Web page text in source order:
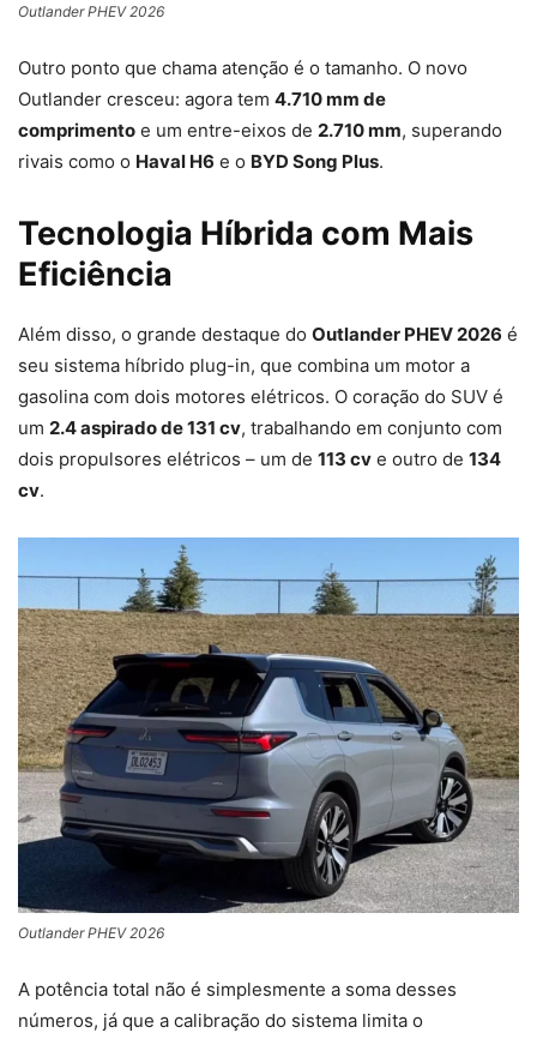
Outlander PHEV 2026
Outro ponto que chama atenção é o tamanho. O novo
Outlander cresceu: agora tem 4.710 mm de
comprimento e um entre-eixos de 2.710 mm, superando
rivais como o Haval H6 e o BYD Song Plus.
Tecnologia Híbrida com Mais
Eficiência
Além disso, o grande destaque do Outlander PHEV 2026 é
seu sistema híbrido plug-in, que combina um motor a
gasolina com dois motores elétricos. O coração do SUV é
um 2.4 aspirado de 131 cv, trabalhando em conjunto com
dois propulsores elétricos – um de 113 cv e outro de 134
cv.
Outlander PHEV 2026
A potência total não é simplesmente a soma desses
números, já que a calibração do sistema limita o